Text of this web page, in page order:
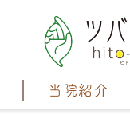
当院紹介